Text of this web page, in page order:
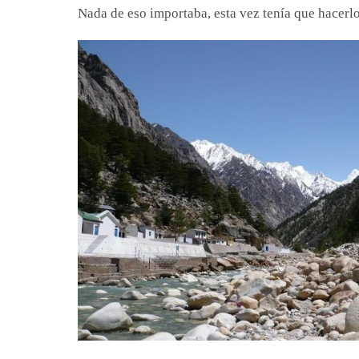
Nada de eso importaba, esta vez tenía que